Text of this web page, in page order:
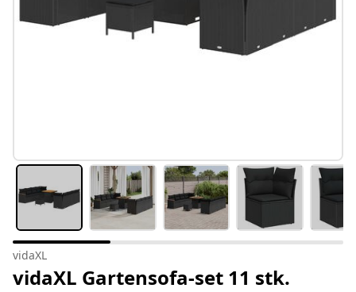
vidaXL
vidaXL Gartensofa-set 11 stk.